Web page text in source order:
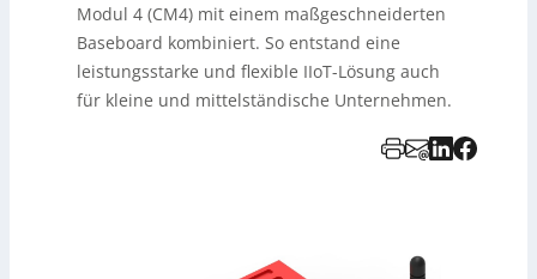
Modul 4 (CM4) mit einem maßgeschneiderten
Baseboard kombiniert. So entstand eine
leistungsstarke und flexible IIoT-Lösung auch
für kleine und mittelständische Unternehmen.